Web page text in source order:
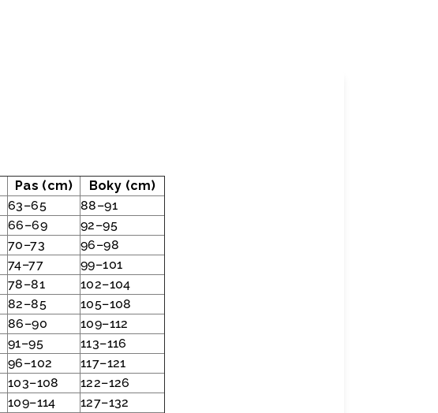
Pas (cm)
Boky (cm)
63–65
88–91
66–69
92–95
70–73
96–98
74–77
99–101
78–81
102–104
82–85
105–108
86–90
109–112
91–95
113–116
96–102
117–121
103–108
122–126
109–114 127–132